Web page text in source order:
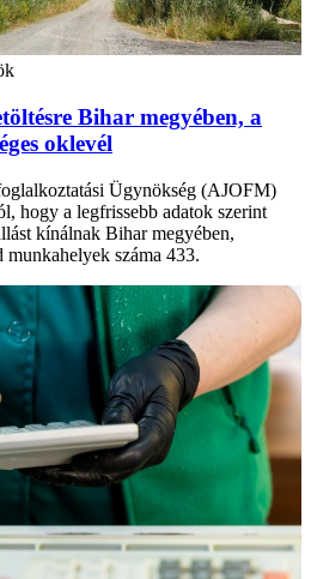
Bihar megyében, a
oklevél
Ügynökség (AJOFM)
hogy a legfrissebb adatok szerint
kínálnak Bihar megyében,
munkahelyek száma 433.